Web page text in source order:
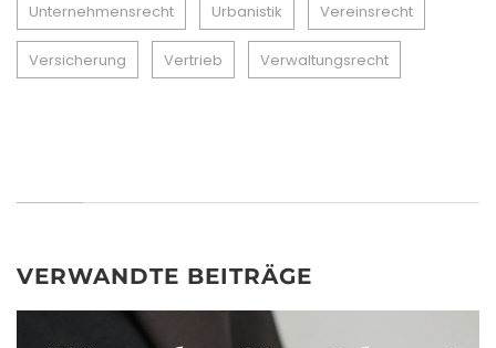
Unternehmensrecht Urbanistik Vereinsrecht
Versicherung Vertrieb Verwaltungsrecht
VERWANDTE BEITRÄGE